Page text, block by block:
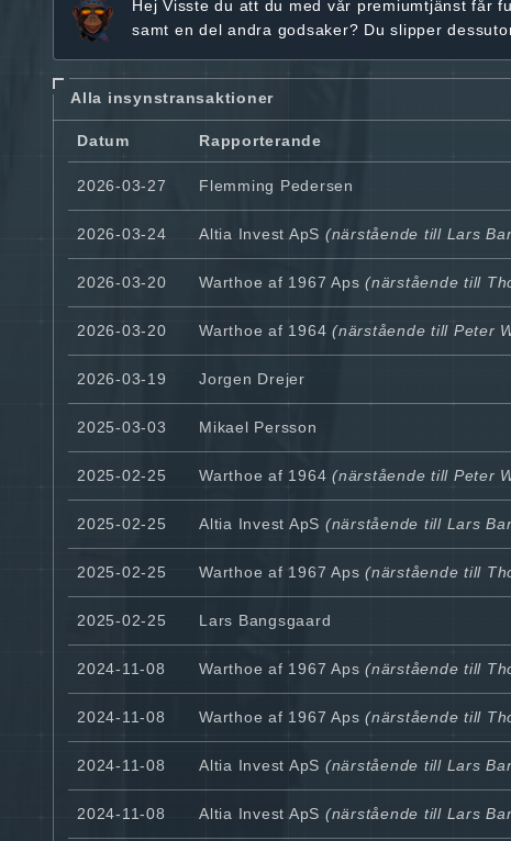
Hej Visste du att du med vår premiumtjänst får
samt en del andra godsaker? Du slipper
Alla insynstransaktioner
Datum Rapporterande
2026-03-27 Flemming Pedersen
2026-03-24 Altia Invest ApS (närstående till Lars
2026-03-20 Warthoe af 1967 Aps (närstående till
2026-03-20 Warthoe af 1964 (närstående till Peter
2026-03-19 Jorgen Drejer
2025-03-03 Mikael Persson
2025-02-25 Warthoe af 1964 (närstående till Peter
2025-02-25 Altia Invest ApS (närstående till Lars
2025-02-25 Warthoe af 1967 Aps (närstående till
2025-02-25 Lars Bangsgaard
2024-11-08 Warthoe af 1967 Aps (närstående till
2024-11-08 Warthoe af 1967 Aps (närstående till
2024-11-08 Altia Invest ApS (närstående till Lars
2024-11-08 Altia Invest ApS (närstående till Lars